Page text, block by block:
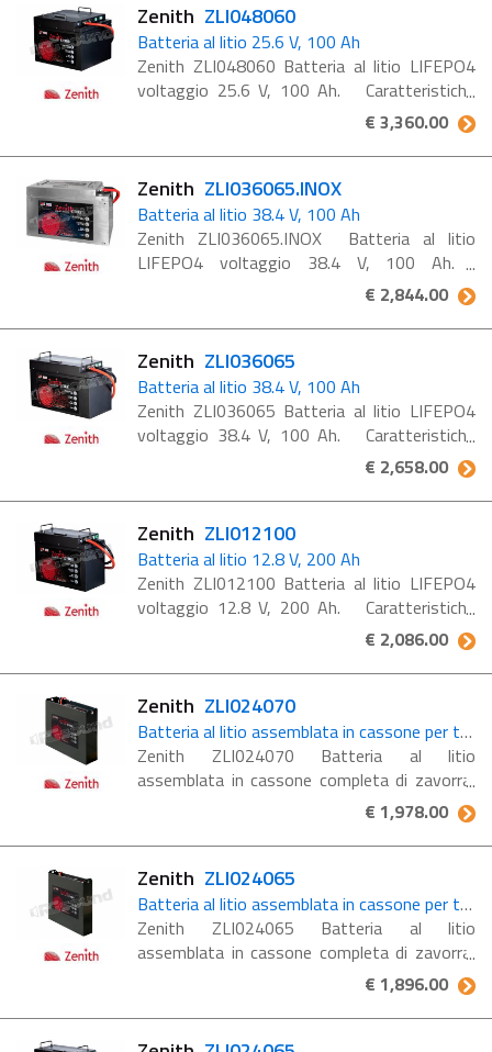
Zenith ZLI048060
Batteria al litio 25.6 V, 100 Ah
Zenith ZLI048060 Batteria al litio LIFEPO4
voltaggio 25.6 V, 100 Ah. Caratteristiche
delle batterie monoblocco al litio LiFePO4:
Maintenance free: non è necessaria alcuna
attività ...
€ 3,360.00
Zenith ZLI036065.INOX
Batteria al litio 38.4 V, 100 Ah
Zenith ZLI036065.INOX Batteria al litio
LIFEPO4 voltaggio 38.4 V, 100 Ah.
Caratteristiche delle batterie monoblocco al
litio LiFePO4: Maintenance free: non è
necessaria ...
€ 2,844.00
Zenith ZLI036065
Batteria al litio 38.4 V, 100 Ah
Zenith ZLI036065 Batteria al litio LIFEPO4
voltaggio 38.4 V, 100 Ah. Caratteristiche
delle batterie monoblocco al litio LiFePO4:
Maintenance free: non è necessaria alcuna
attività ...
€ 2,658.00
Zenith ZLI012100
Batteria al litio 12.8 V, 200 Ah
Zenith ZLI012100 Batteria al litio LIFEPO4
voltaggio 12.8 V, 200 Ah. Caratteristiche
delle batterie monoblocco al litio LiFePO4:
Maintenance free: non è necessaria alcuna
attività ...
€ 2,086.00
Zenith ZLI024070
Batteria al litio assemblata in cassone per transpallet e carrelli elevatori
Zenith ZLI024070 Batteria al litio
assemblata in cassone completa di zavorra,
per transpallet e carrelli elevatori. Voltaggio
25.6 V, Ah 100, KWh 2.56. Caratteristiche
delle batterie: Maintenance ...
€ 1,978.00
Zenith ZLI024065
Batteria al litio assemblata in cassone per transpallet e carrelli elevatori
Zenith ZLI024065 Batteria al litio
assemblata in cassone completa di zavorra,
per transpallet e carrelli elevatori. Voltaggio
25.6 V, Ah 100, KWh 2.56. Maintenance
free: non è necessaria ...
€ 1,896.00